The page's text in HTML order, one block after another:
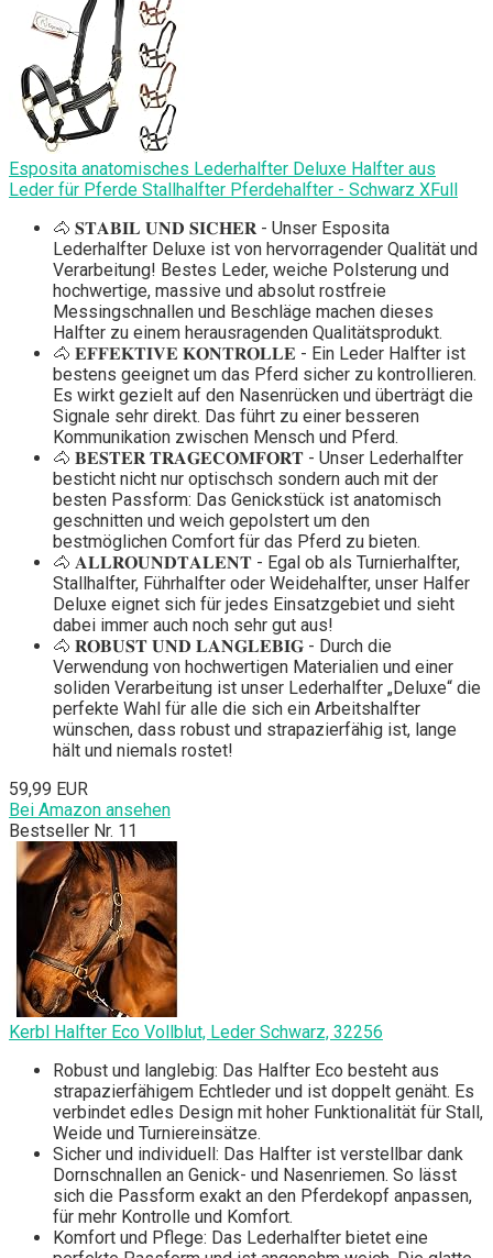
Esposita anatomisches Lederhalfter Deluxe Halfter aus
Leder für Pferde Stallhalfter Pferdehalfter - Schwarz XFull
🐴 𝐒𝐓𝐀𝐁𝐈𝐋 𝐔𝐍𝐃 𝐒𝐈𝐂𝐇𝐄𝐑 - Unser Esposita
Lederhalfter Deluxe ist von hervorragender Qualität und
Verarbeitung! Bestes Leder, weiche Polsterung und
hochwertige, massive und absolut rostfreie
Messingschnallen und Beschläge machen dieses
Halfter zu einem herausragenden Qualitätsprodukt.
🐴 𝐄𝐅𝐅𝐄𝐊𝐓𝐈𝐕𝐄 𝐊𝐎𝐍𝐓𝐑𝐎𝐋𝐋𝐄 - Ein Leder Halfter ist
bestens geeignet um das Pferd sicher zu kontrollieren.
Es wirkt gezielt auf den Nasenrücken und überträgt die
Signale sehr direkt. Das führt zu einer besseren
Kommunikation zwischen Mensch und Pferd.
🐴 𝐁𝐄𝐒𝐓𝐄𝐑 𝐓𝐑𝐀𝐆𝐄𝐂𝐎𝐌𝐅𝐎𝐑𝐓 - Unser Lederhalfter
besticht nicht nur optischsch sondern auch mit der
besten Passform: Das Genickstück ist anatomisch
geschnitten und weich gepolstert um den
bestmöglichen Comfort für das Pferd zu bieten.
🐴 𝐀𝐋𝐋𝐑𝐎𝐔𝐍𝐃𝐓𝐀𝐋𝐄𝐍𝐓 - Egal ob als Turnierhalfter,
Stallhalfter, Führhalfter oder Weidehalfter, unser Halfer
Deluxe eignet sich für jedes Einsatzgebiet und sieht
dabei immer auch noch sehr gut aus!
🐴 𝐑𝐎𝐁𝐔𝐒𝐓 𝐔𝐍𝐃 𝐋𝐀𝐍𝐆𝐋𝐄𝐁𝐈𝐆 - Durch die
Verwendung von hochwertigen Materialien und einer
soliden Verarbeitung ist unser Lederhalfter „Deluxe“ die
perfekte Wahl für alle die sich ein Arbeitshalfter
wünschen, dass robust und strapazierfähig ist, lange
hält und niemals rostet!
59,99 EUR
Bei Amazon ansehen
Bestseller Nr. 11
Kerbl Halfter Eco Vollblut, Leder Schwarz, 32256
Robust und langlebig: Das Halfter Eco besteht aus
strapazierfähigem Echtleder und ist doppelt genäht. Es
verbindet edles Design mit hoher Funktionalität für Stall,
Weide und Turniereinsätze.
Sicher und individuell: Das Halfter ist verstellbar dank
Dornschnallen an Genick- und Nasenriemen. So lässt
sich die Passform exakt an den Pferdekopf anpassen,
für mehr Kontrolle und Komfort.
Komfort und Pflege: Das Lederhalfter bietet eine